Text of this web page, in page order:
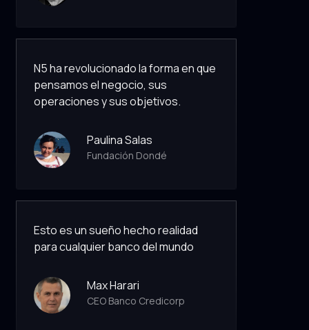
N5 ha revolucionado la forma en que
pensamos el negocio, sus
operaciones y sus objetivos.
Paulina Salas
Fundación Dondé
Esto es un sueño hecho realidad
para cualquier banco del mundo
Max Harari
CEO Banco Credicorp